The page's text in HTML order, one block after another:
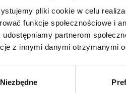
pliki cookie w celu
funkcje społecznościowe i
udostępniamy partnerom
z innymi danymi otrzymanymi
Niezbędne